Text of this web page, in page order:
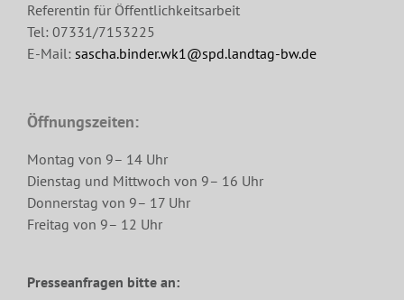
Referentin für Öffentlichkeitsarbeit
Tel: 07331/7153225
E-Mail: sascha.binder.wk1@spd.landtag-bw.de
Öffnungszeiten:
Montag von 9– 14 Uhr
Dienstag und Mittwoch von 9– 16 Uhr
Donnerstag von 9– 17 Uhr
Freitag von 9– 12 Uhr
Presseanfragen bitte an: